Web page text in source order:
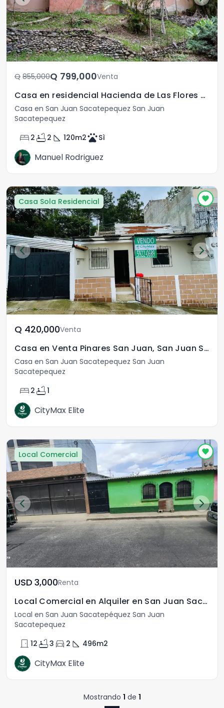
Q	855,000 Q	799,000Venta
Casa en residencial Hacienda de Las Flores San Juan Sac
Casa en San Juan Sacatepequez San Juan
Sacatepequez
bed 2 bathtub 2 square_foot 120m2petsSì
Manuel Rodriguez
Casa Sola Residencial
Q	420,000Venta
Casa en Venta Pinares San Juan, San Juan Sacatepéquez
Casa en San Juan Sacatepequez San Juan
Sacatepequez
bed 2 bathtub1
CityMax Elite
Local Comercial
USD	3,000Renta
Local Comercial en Alquiler en San Juan Sacatepéquez
Local en San Juan Sacatepéquez San Juan
Sacatepequez
door_front 12 bathtub3 directions_car 2 square_foot 496m2
CityMax Elite
Mostrando 1 de 1